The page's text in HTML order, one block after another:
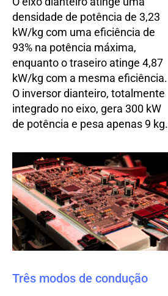
densidade de potência de 3,23
kW/kg com uma eficiência de
93% na potência máxima,
enquanto o traseiro atinge 4,87
kW/kg com a mesma eficiência.
O inversor dianteiro, totalmente
integrado no eixo, gera 300 kW
de potência e pesa apenas 9 kg.
Três modos de condução